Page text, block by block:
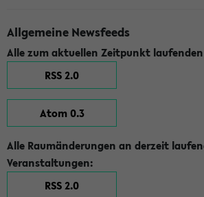
Allgemeine Newsfeeds
Alle zum aktuellen Zeitpunkt
RSS 2.0
Atom 0.3
Alle Raumänderungen an derzeit
Veranstaltungen:
RSS 2.0